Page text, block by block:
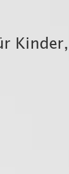
Kinder,